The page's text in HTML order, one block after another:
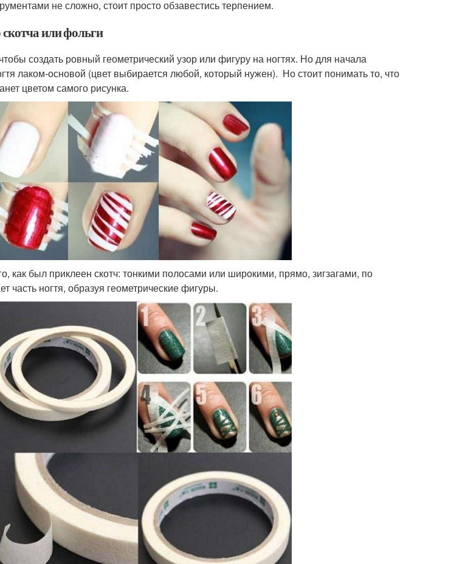
не сложно, стоит просто обзавестись терпением.
или фольги
создать ровный геометрический узор или фигуру на ногтях. Но для начала
лаком-основой (цвет выбирается любой, который нужен). Но стоит понимать то, что
цветом самого рисунка.
как был приклеен скотч: тонкими полосами или широкими, прямо, зигзагами, по
часть ногтя, образуя геометрические фигуры.